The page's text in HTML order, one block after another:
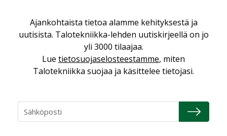
23.04.2026
Consti
16.04.2026
Refair
Ajankohtaista tietoa alamme kehityksestä ja
uutisista. Talotekniikka-lehden uutiskirjeellä on jo
yli 3000 tilaajaa.
Lue tietosuojaselosteestamme, miten
Talotekniikka suojaa ja käsittelee tietojasi.